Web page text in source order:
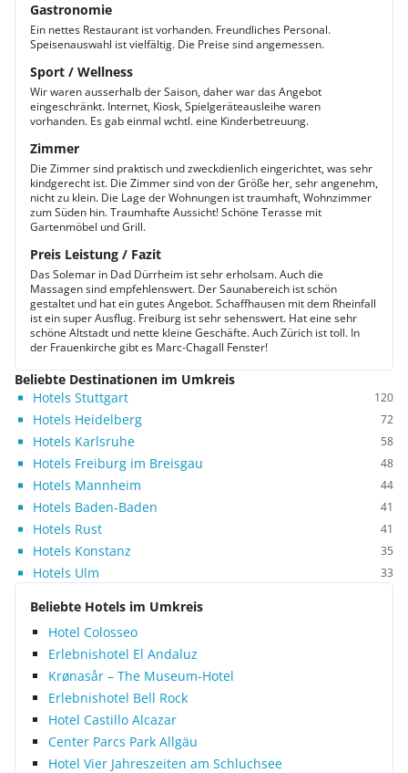
Gastronomie
Ein nettes Restaurant ist vorhanden. Freundliches Personal.
Speisenauswahl ist vielfältig. Die Preise sind angemessen.
Sport / Wellness
Wir waren ausserhalb der Saison, daher war das Angebot
eingeschränkt. Internet, Kiosk, Spielgeräteausleihe waren
vorhanden. Es gab einmal wchtl. eine Kinderbetreuung.
Zimmer
Die Zimmer sind praktisch und zweckdienlich eingerichtet, was sehr
kindgerecht ist. Die Zimmer sind von der Größe her, sehr angenehm,
nicht zu klein. Die Lage der Wohnungen ist traumhaft, Wohnzimmer
zum Süden hin. Traumhafte Aussicht! Schöne Terasse mit
Gartenmöbel und Grill.
Preis Leistung / Fazit
Das Solemar in Dad Dürrheim ist sehr erholsam. Auch die
Massagen sind empfehlenswert. Der Saunabereich ist schön
gestaltet und hat ein gutes Angebot. Schaffhausen mit dem Rheinfall
ist ein super Ausflug. Freiburg ist sehr sehenswert. Hat eine sehr
schöne Altstadt und nette kleine Geschäfte. Auch Zürich ist toll. In
der Frauenkirche gibt es Marc-Chagall Fenster!
Beliebte Destinationen im Umkreis
Hotels Stuttgart
120
Hotels Heidelberg 72
Hotels Karlsruhe 58
Hotels Freiburg im Breisgau 48
Hotels Mannheim 44
Hotels Baden-Baden 41
Hotels Rust 41
Hotels Konstanz 35
Hotels Ulm 33
Beliebte Hotels im Umkreis
Hotel Colosseo
Erlebnishotel El Andaluz
Krønasår – The Museum-Hotel
Erlebnishotel Bell Rock
Hotel Castillo Alcazar
Center Parcs Park Allgäu
Hotel Vier Jahres­zeiten am Schluchsee